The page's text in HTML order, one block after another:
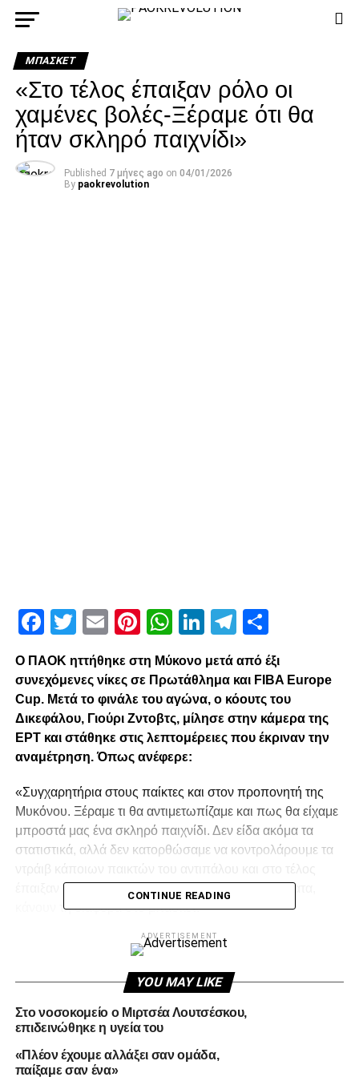
ΜΠΆΣΚΕΤ
«Στο τέλος έπαιξαν ρόλο οι
χαμένες βολές-Ξέραμε ότι θα
ήταν σκληρό παιχνίδι»
Published 7 μήνες ago on 04/01/2026
By paokrevolution
Facebook
Twitter
EmailPinterest
WhatsApp
LinkedIn
Telegram
Ο ΠΑΟΚ ηττήθηκε στη Μύκονο μετά από έξι
συνεχόμενες νίκες σε Πρωτάθλημα και FIBA Europe
Cup. Μετά το φινάλε του αγώνα, ο κόουτς του
Δικεφάλου, Γιούρι Ζντοβτς, μίλησε στην κάμερα της
ΕΡΤ και στάθηκε στις λεπτομέρειες που έκριναν την
αναμέτρηση. Όπως ανέφερε:
«Συγχαρητήρια στους παίκτες και στον προπονητή της
Μυκόνου. Ξέραμε τι θα αντιμετωπίζαμε και πως θα είχαμε
μπροστά μας ένα σκληρό παιχνίδι. Δεν είδα ακόμα τα
στατιστικά, αλλά δεν κατορθώσαμε να κοντρολάρουμε τα
έπαιξαν ρόλο οι χαμένες βολές μας. Μικρά πράγματα,
κάνουν τη διαφορά στο μπάσκετ.
Είμαστε μια νέα ομάδα και αν είμαστε έξυπνοι, θα
μπροστά μας δέκα ημέρες να δουλέψουμε, για να
Facebook
Twitter
EmailPinterest
CONTINUE READING
ADVERTISEMENT
YOU MAY LIKE
Στο νοσοκομείο ο Μιρτσέα Λουτσέσκου,
επιδεινώθηκε η υγεία του
«Πλέον έχουμε αλλάξει σαν ομάδα,
παίξαμε σαν ένα»